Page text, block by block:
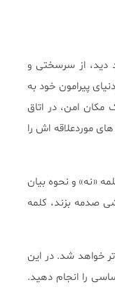
دید، از سرسختی و
پیرامون خود به
مکان امن، در اتاق
موردعلاقه اش را
«نه» و نحوه بیان
صدمه بزند، کلمه
خواهد شد. در این
را انجام دهید.